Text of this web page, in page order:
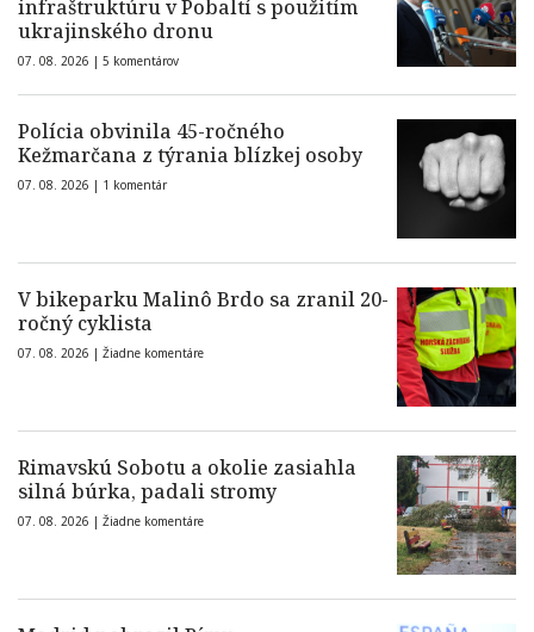
infraštruktúru v Pobaltí s použitím
ukrajinského dronu
07. 08. 2026 | 5 komentárov
Polícia obvinila 45-ročného
Kežmarčana z týrania blízkej osoby
07. 08. 2026 | 1 komentár
V bikeparku Malinô Brdo sa zranil 20-
ročný cyklista
07. 08. 2026 | Žiadne komentáre
Rimavskú Sobotu a okolie zasiahla
silná búrka, padali stromy
07. 08. 2026 | Žiadne komentáre